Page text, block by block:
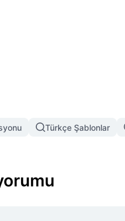
Türkçe Şablonlar